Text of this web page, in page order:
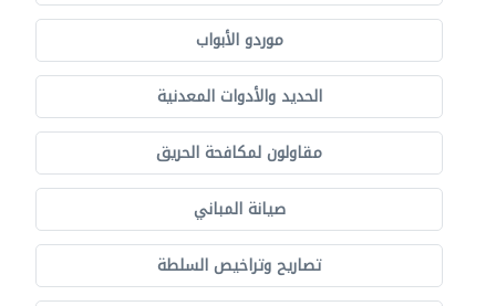
موردو الأبواب
الحديد والأدوات المعدنية
مقاولون لمكافحة الحريق
صيانة المباني
تصاريح وتراخيص السلطة